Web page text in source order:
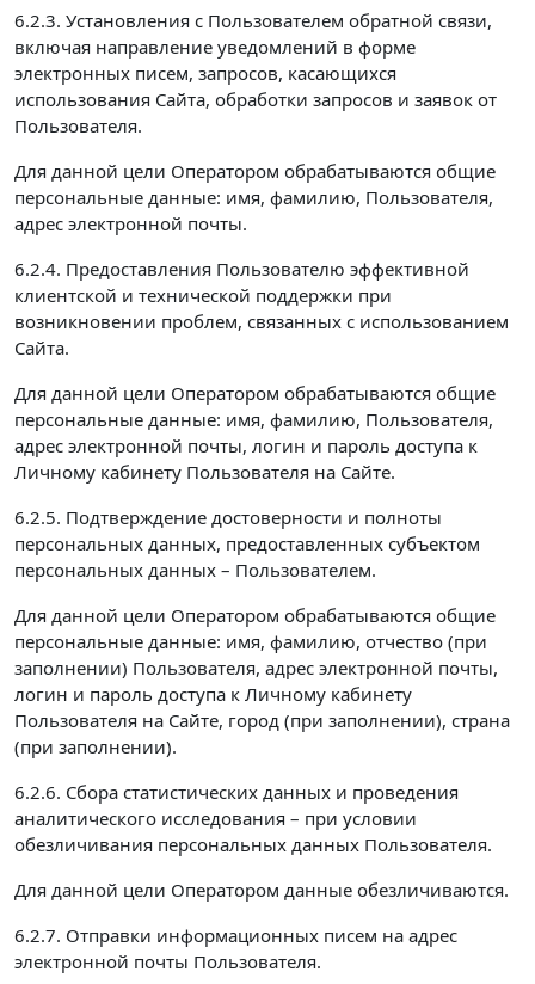
6.2.3. Установления с Пользователем обратной связи,
включая направление уведомлений в форме
электронных писем, запросов, касающихся
использования Сайта, обработки запросов и заявок от
Пользователя.
Для данной цели Оператором обрабатываются общие
персональные данные: имя, фамилию, Пользователя,
адрес электронной почты.
6.2.4. Предоставления Пользователю эффективной
клиентской и технической поддержки при
возникновении проблем, связанных с использованием
Сайта.
Для данной цели Оператором обрабатываются общие
персональные данные: имя, фамилию, Пользователя,
адрес электронной почты, логин и пароль доступа к
Личному кабинету Пользователя на Сайте.
6.2.5. Подтверждение достоверности и полноты
персональных данных, предоставленных субъектом
персональных данных – Пользователем.
Для данной цели Оператором обрабатываются общие
персональные данные: имя, фамилию, отчество (при
заполнении) Пользователя, адрес электронной почты,
логин и пароль доступа к Личному кабинету
Пользователя на Сайте, город (при заполнении), страна
(при заполнении).
6.2.6. Сбора статистических данных и проведения
аналитического исследования – при условии
обезличивания персональных данных Пользователя.
Для данной цели Оператором данные обезличиваются.
6.2.7. Отправки информационных писем на адрес
электронной почты Пользователя.